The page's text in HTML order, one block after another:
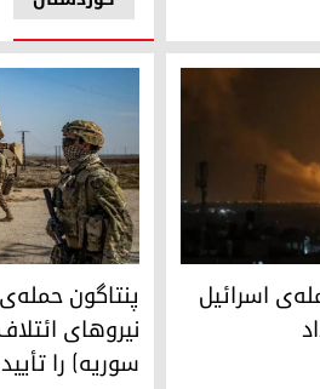
اسرائیل به حومه‌ی دمشق خبر داد
اسرائیل سربازان
پنتاگون
نیروهای
سوریه) را